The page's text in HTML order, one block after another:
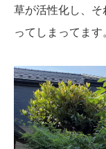
草が活性化し、
ってしまってます